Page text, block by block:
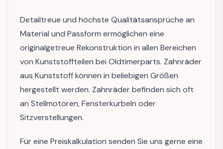
Detailtreue und höchste Qualitätsansprüche an
Material und Passform ermöglichen eine
originalgetreue Rekonstruktion in allen Bereichen
von Kunststoffteilen bei Oldtimerparts. Zahnräder
aus Kunststoff können in beliebigen Größen
hergestellt werden. Zahnräder befinden sich oft
an Stellmotoren, Fensterkurbeln oder
Sitzverstellungen.
Für eine Preiskalkulation senden Sie uns gerne eine